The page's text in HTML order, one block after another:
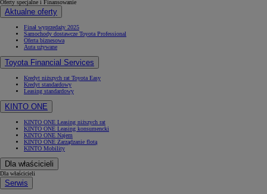
Oferty specjalne i Finansowanie
Aktualne oferty
Finał wyprzedaży 2025
Samochody dostawcze Toyota Professional
Oferta biznesowa
Auta używane
Toyota Financial Services
Kredyt niższych rat Toyota Easy
Kredyt standardowy
Leasing standardowy
KINTO ONE
KINTO ONE Leasing niższych rat
KINTO ONE Leasing konsumencki
KINTO ONE Najem
KINTO ONE Zarządzanie flotą
KINTO Mobility
Dla właścicieli
Dla właścicieli
Serwis